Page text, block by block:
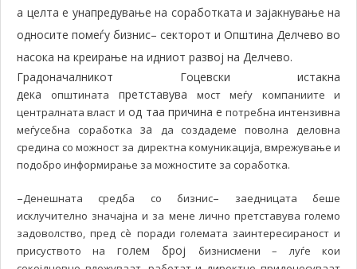
а целта е унапредување на соработката и зајакнување на
односите помеѓу бизнис– секторот и Општина Делчево во
насока на креирање на идниот развој на Делчево.
Градоначалникот Гоцевски истакна
дека општината претставувамост меѓу компаниите и
централната власт и од таа причина е потребна интензивна
меѓусебна соработка за да создадеме поволна деловна
средина со можност за директна комуникација, вмрежување и
подобро информирање за можностите за соработка.
–Денешната средба со бизнис– заедницата беше
исклучително значајна и за мене лично претставува големо
задоволство, пред сè поради големата заинтересираност и
присуството на голем број бизнисмени – луѓе кои